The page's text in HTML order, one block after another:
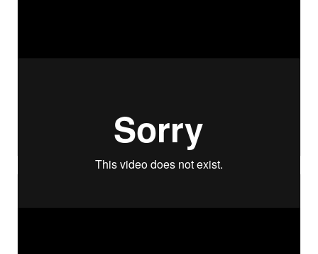
медицинская тема, понятная подача, живые
врачи, без «говорящей головы».